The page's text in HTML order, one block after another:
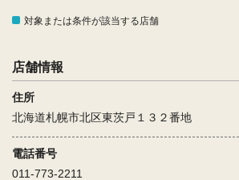
対象または条件が該当する店舗
店舗情報
住所
北海道札幌市北区東茨戸１３２番地
電話番号
011-773-2211